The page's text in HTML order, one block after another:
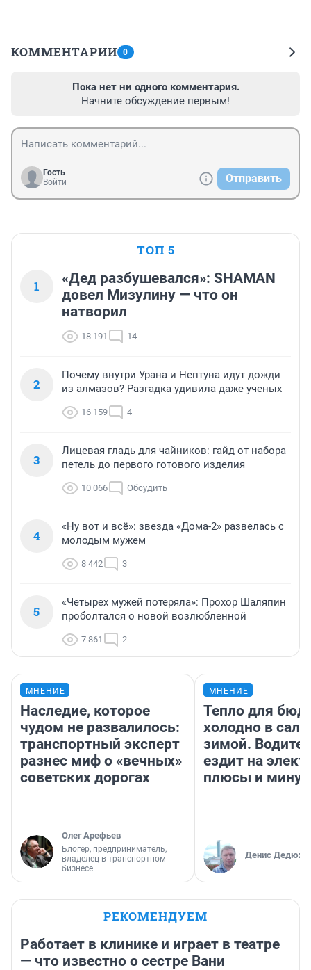
КОММЕНТАРИИ 0
Пока нет ни одного комментария.
Начните обсуждение первым!
Гость
Войти
Отправить
ТОП 5
1
«Дед разбушевался»: SHAMAN
довел Мизулину — что он
натворил
18 191 14
2
Почему внутри Урана и Нептуна идут дожди
из алмазов? Разгадка удивила даже ученых
16 159 4
3
Лицевая гладь для чайников: гайд от набора
петель до первого готового изделия
10 066 Обсудить
4
«Ну вот и всё»: звезда «Дома-2» развелась с
молодым мужем
8 442 3
5
«Четырех мужей потеряла»: Прохор Шаляпин
проболтался о новой возлюбленной
7 861 2
МНЕНИЕ
Наследие, которое
чудом не развалилось:
транспортный эксперт
разнес миф о «вечных»
советских дорогах
Олег Арефьев
Блогер, предприниматель,
владелец в транспортном
бизнесе
МНЕНИЕ
Тепло для
холодно в
зимой.
ездит на
плюсы и
Денис
РЕКОМЕНДУЕМ
Работает в клинике и играет в театре
— что известно о сестре Вани